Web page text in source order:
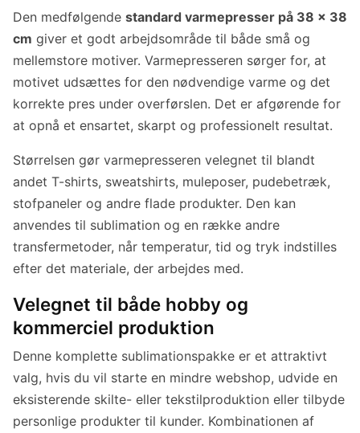
Den medfølgende standard varmepresser på 38 x 38
cm giver et godt arbejdsområde til både små og
mellemstore motiver. Varmepresseren sørger for, at
motivet udsættes for den nødvendige varme og det
korrekte pres under overførslen. Det er afgørende for
at opnå et ensartet, skarpt og professionelt resultat.
Størrelsen gør varmepresseren velegnet til blandt
andet T-shirts, sweatshirts, muleposer, pudebetræk,
stofpaneler og andre flade produkter. Den kan
anvendes til sublimation og en række andre
transfermetoder, når temperatur, tid og tryk indstilles
efter det materiale, der arbejdes med.
Velegnet til både hobby og
kommerciel produktion
Denne komplette sublimationspakke er et attraktivt
valg, hvis du vil starte en mindre webshop, udvide en
eksisterende skilte- eller tekstilproduktion eller tilbyde
personlige produkter til kunder. Kombinationen af